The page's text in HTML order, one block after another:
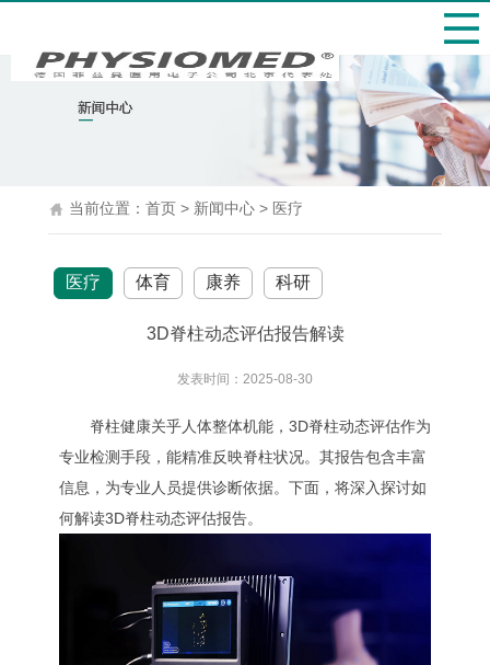
当前位置： 首页 > 新闻中心 > 医疗
医疗 体育 康养 科研
3D脊柱动态评估报告解读
发表时间：2025-08-30
脊柱健康关乎人体整体机能，3D脊柱动态评估作为
专业检测手段，能精准反映脊柱状况。其报告包含丰富
信息，为专业人员提供诊断依据。下面，将深入探讨如
何解读3D脊柱动态评估报告。